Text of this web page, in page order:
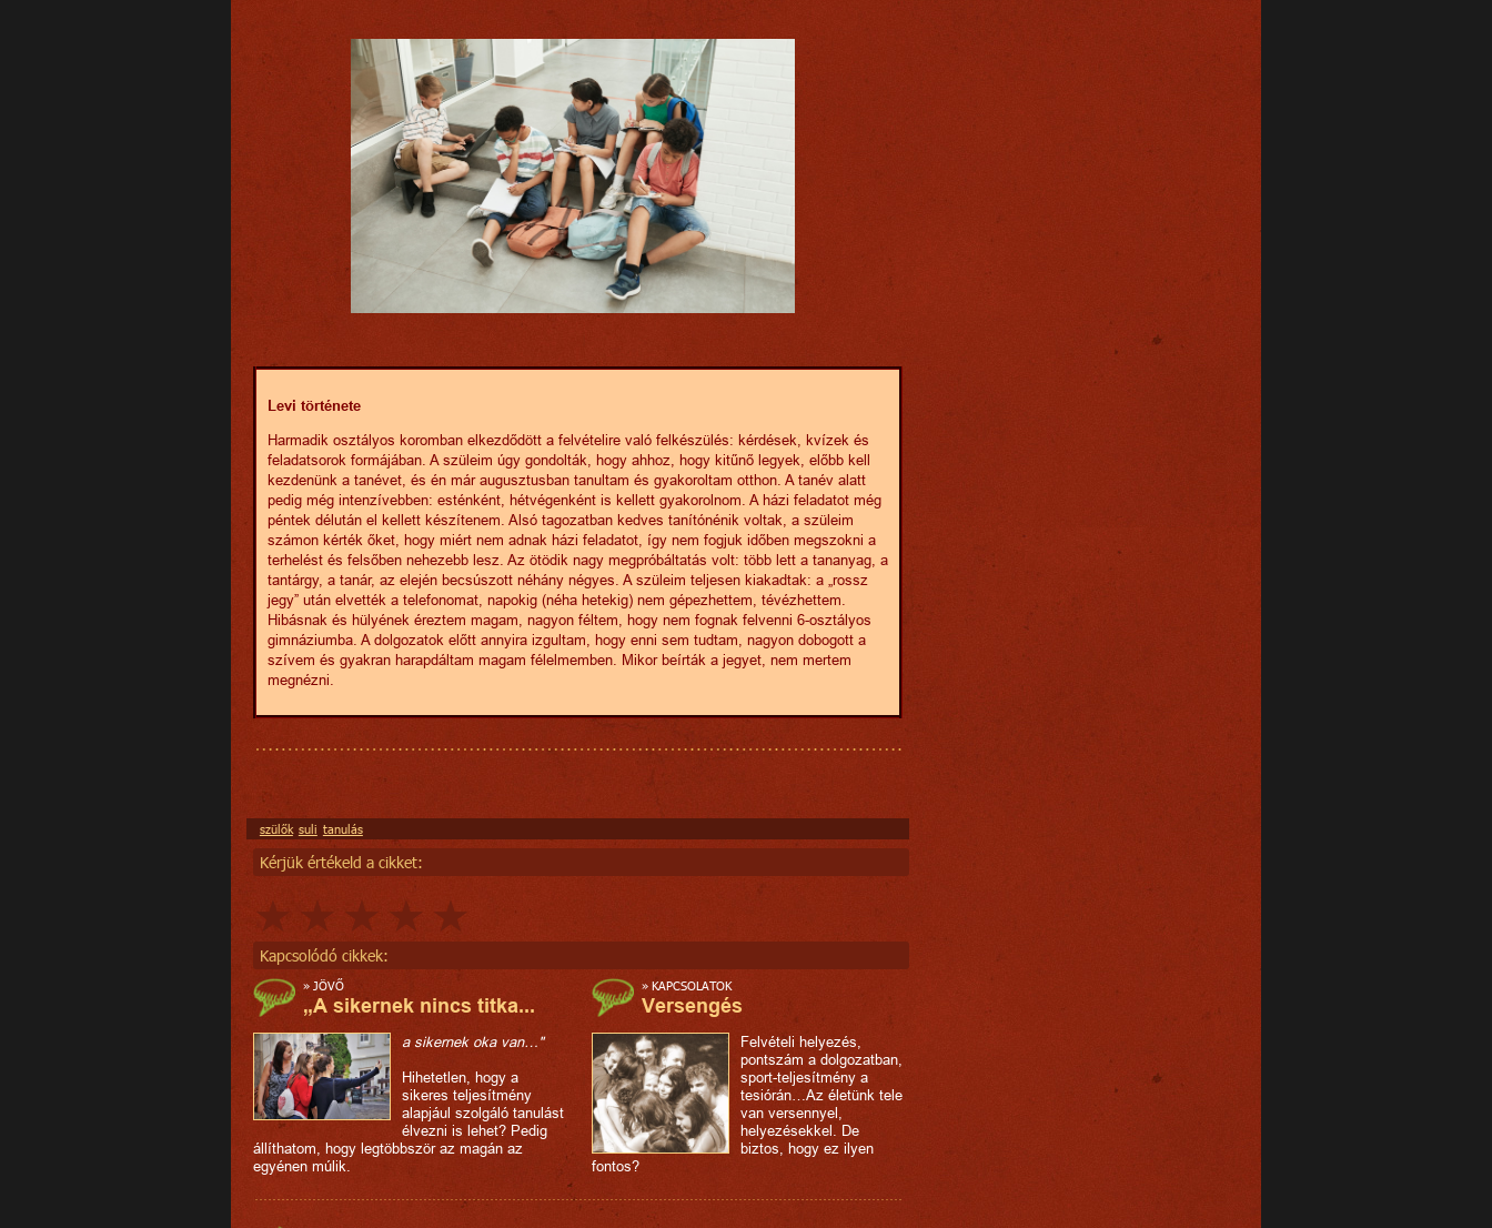
Levi története
Harmadik osztályos koromban elkezdődött a felvételire való felkészülés: kérdések, kvízek és
feladatsorok formájában. A szüleim úgy gondolták, hogy ahhoz, hogy kitűnő legyek, előbb kell
kezdenünk a tanévet, és én már augusztusban tanultam és gyakoroltam otthon. A tanév alatt
pedig még intenzívebben: esténként, hétvégenként is kellett gyakorolnom. A házi feladatot még
péntek délután el kellett készítenem. Alsó tagozatban kedves tanítónénik voltak, a szüleim
számon kérték őket, hogy miért nem adnak házi feladatot, így nem fogjuk időben megszokni a
terhelést és felsőben nehezebb lesz. Az ötödik nagy megpróbáltatás volt: több lett a tananyag, a
tantárgy, a tanár, az elején becsúszott néhány négyes. A szüleim teljesen kiakadtak: a „rossz
jegy” után elvették a telefonomat, napokig (néha hetekig) nem gépezhettem, tévézhettem.
Hibásnak és hülyének éreztem magam, nagyon féltem, hogy nem fognak felvenni 6-osztályos
gimnáziumba. A dolgozatok előtt annyira izgultam, hogy enni sem tudtam, nagyon dobogott a
szívem és gyakran harapdáltam magam félelmemben. Mikor beírták a jegyet, nem mertem
megnézni.
szülők suli tanulás
Kérjük értékeld a cikket:
Kapcsolódó cikkek:
» JÖVŐ
„A sikernek nincs titka...
a sikernek oka van…"
Hihetetlen, hogy a
sikeres teljesítmény
alapjául szolgáló tanulást
élvezni is lehet? Pedig
állíthatom, hogy legtöbbször az magán az
egyénen múlik.
» KAPCSOLATOK
Versengés
Felvételi helyezés,
pontszám a dolgozatban,
sport-teljesítmény a
tesiórán…Az életünk tele
van versennyel,
helyezésekkel. De
biztos, hogy ez ilyen
fontos?